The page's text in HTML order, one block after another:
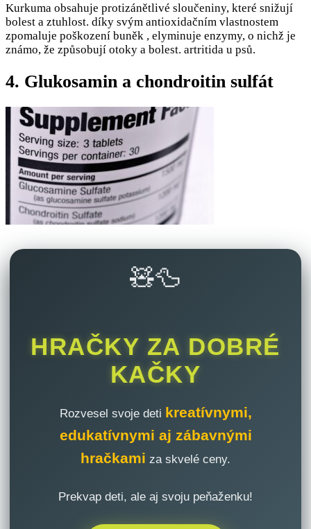
Kurkuma obsahuje protizánětlivé sloučeniny, které snižují
bolest a ztuhlost. díky svým antioxidačním vlastnostem
zpomaluje poškození buněk , elyminuje enzymy, o nichž je
známo, že způsobují otoky a bolest. artritida u psů.
4. Glukosamin a chondroitin sulfát
🧸🦆
HRAČKY ZA DOBRÉ
KAČKY
Rozvesel svoje deti kreatívnymi,
edukatívnymi aj zábavnými
hračkami za skvelé ceny.
Prekvap deti, ale aj svoju peňaženku!